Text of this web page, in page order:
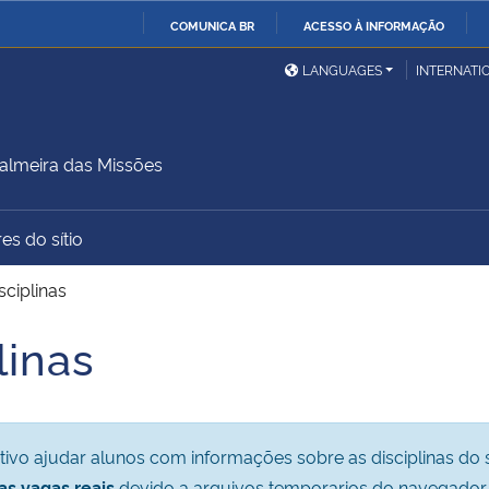
COMUNICA BR ACESSO À INFORMAÇÃO
Ministério da Defesa
Ministério das Relações
Exteriores
Ministério do
Advocacia-Geral da União
LANGUAGES
das Missões
do sítio
ajudar alunos com informações sobre as disciplinas do